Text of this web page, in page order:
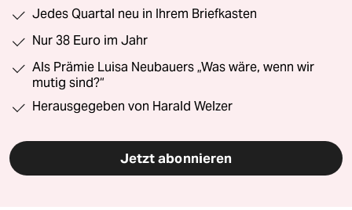
Jedes Quartal neu in Ihrem Briefkasten
Nur 38 Euro im Jahr
Als Prämie Luisa Neubauers „Was wäre, wenn wir
mutig sind?“
Herausgegeben von Harald Welzer
Jetzt abonnieren